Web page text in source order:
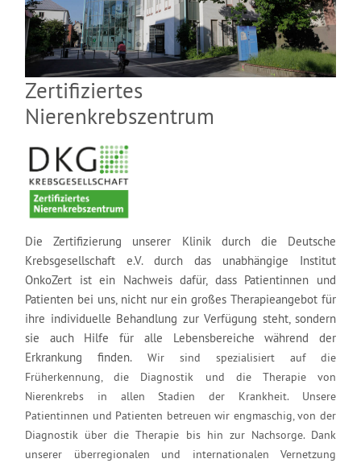
Zertifiziertes
Nierenkrebszentrum
Die Zertifizierung unserer Klinik durch die Deutsche
Krebsgesellschaft e.V. durch das unabhängige Institut
OnkoZert ist ein Nachweis dafür, dass Patientinnen und
Patienten bei uns, nicht nur ein großes Therapieangebot für
ihre individuelle Behandlung zur Verfügung steht, sondern
sie auch Hilfe für alle Lebensbereiche während der
Erkrankung finden. Wir sind spezialisiert auf die
Früherkennung, die Diagnostik und die Therapie von
Nierenkrebs in allen Stadien der Krankheit. Unsere
Patientinnen und Patienten betreuen wir engmaschig, von der
Diagnostik über die Therapie bis hin zur Nachsorge. Dank
unserer überregionalen und internationalen Vernetzung